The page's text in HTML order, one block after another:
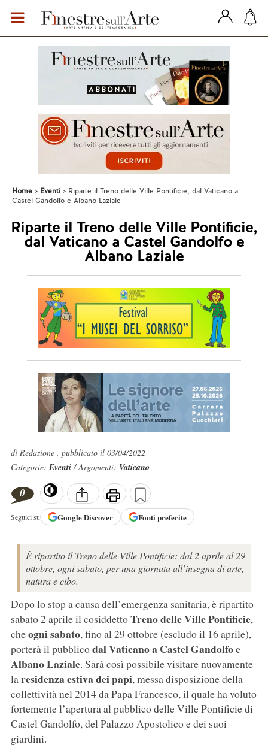
Home Eventi
Riparte il Treno delle Ville Pontificie, dal Vaticano a
Castel Gandolfo e Albano Laziale
Riparte il Treno delle Ville Pontificie,
dal Vaticano a Castel Gandolfo e
Albano Laziale
di Redazione , pubblicato il 03/04/2022
Categorie:Eventi/ Argomenti: Vaticano
0
Seguici su GoogleDiscover Fonti preferite
È ripartito il Treno delle Ville Pontificie: dal 2 aprile al 29
ottobre, ogni sabato, per una giornata all’insegna di arte,
natura e cibo.
Dopo lo stop a causa dell’emergenza sanitaria, è ripartito
sabato 2 aprile il cosiddettoTreno delle Ville Pontificie,
cheogni sabato, fino al 29 ottobre (escludo il 16 aprile),
porterà il pubblicodal Vaticano a Castel Gandolfo e
Albano Laziale. Sarà così possibile visitare nuovamente
laresidenza estiva dei papi, messa disposizione della
collettività nel 2014 da Papa Francesco, il quale ha voluto
fortemente l’apertura al pubblico delle Ville Pontificie di
Castel Gandolfo, del Palazzo Apostolico e dei suoi
giardini.